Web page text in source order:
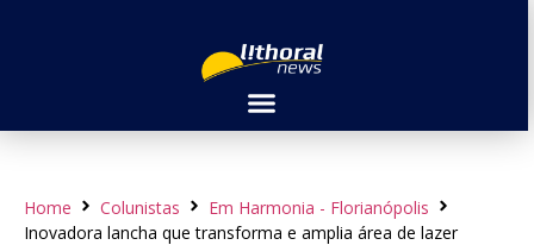
Home Colunistas
Em Harmonia - Florianópolis
Inovadora lancha que transforma e amplia área de lazer